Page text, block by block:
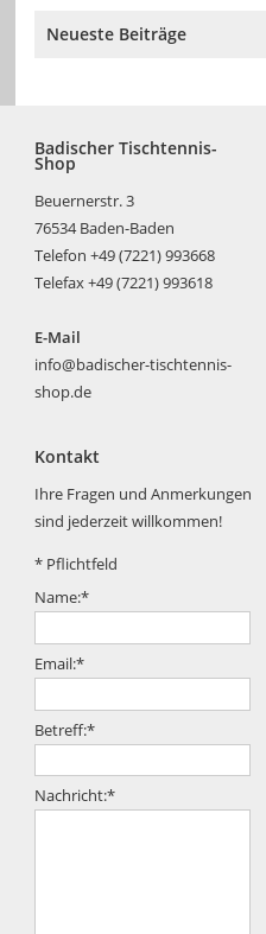
Neueste Beiträge
Badischer Tischtennis-
Shop
Beuernerstr. 3
76534 Baden-Baden
Telefon +49 (7221) 993668
Telefax +49 (7221) 993618
E-Mail
info@badischer-tischtennis-
shop.de
Kontakt
Ihre Fragen und Anmerkungen
sind jederzeit willkommen!
* Pflichtfeld
Name:*
Email:*
Betreff:*
Nachricht:*